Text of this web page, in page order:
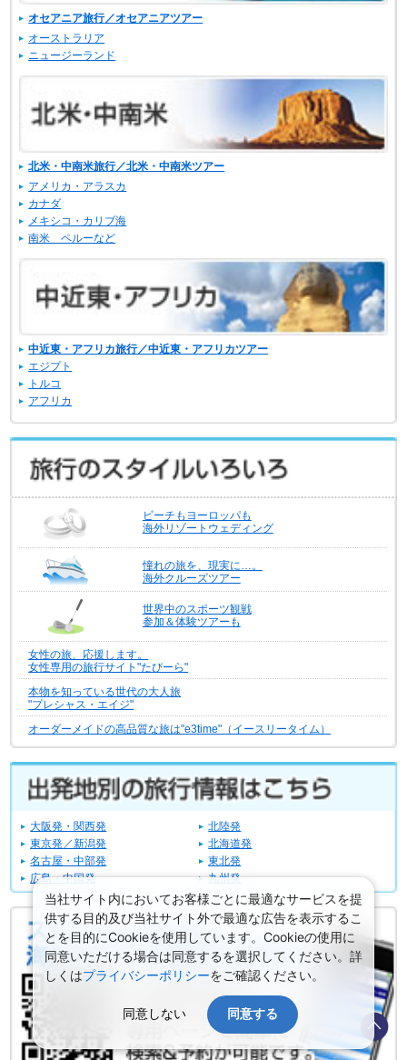
オセアニア旅行／オセアニアツアー
オーストラリア
ニュージーランド
北米・中南米旅行／北米・中南米ツアー
アメリカ・アラスカ
カナダ
メキシコ・カリブ海
南米 ペルーなど
中近東・アフリカ旅行／中近東・アフリカツアー
エジプト
トルコ
アフリカ
ビーチもヨーロッパも
海外リゾートウェディング
憧れの旅を、現実に…。
海外クルーズツアー
世界中のスポーツ観戦
参加＆体験ツアーも
女性の旅、応援します。
女性専用の旅行サイト"たびーら"
本物を知っている世代の大人旅
"プレシャス・エイジ"
オーダーメイドの高品質な旅は"e3time"（イースリータイム）
大阪発・関西発
北陸発
東京発／新潟発
北海道発
名古屋・中部発
東北発
広島・中国発
九州発
当社サイト内においてお客様ごとに最適なサービスを提
供する目的及び当社サイト外で最適な広告を表示するこ
とを目的にCookieを使用しています。Cookieの使用に
同意いただける場合は同意するを選択してください。詳
しくはプライバシーポリシーをご確認ください。
同意しない 同意する